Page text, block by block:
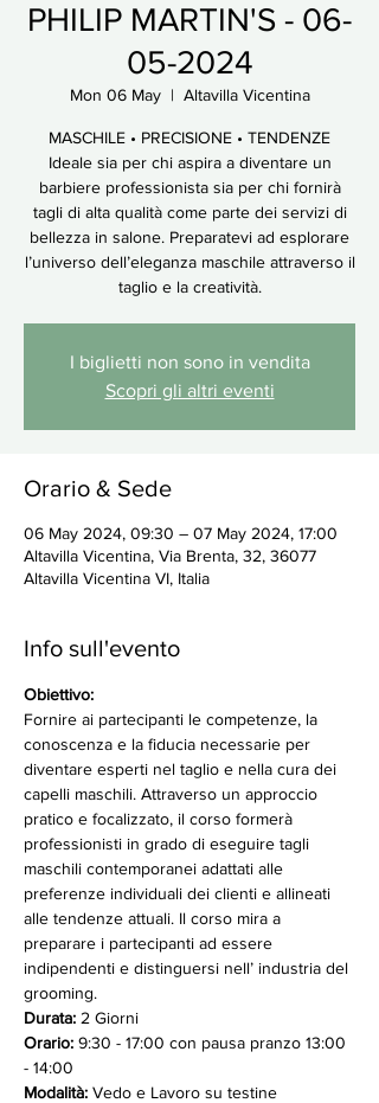
PHILIP MARTIN'S - 06-
05-2024
Mon 06 May
  |
Altavilla Vicentina
MASCHILE • PRECISIONE • TENDENZE
Ideale sia per chi aspira a diventare un
barbiere professionista sia per chi fornirà
tagli di alta qualità come parte dei servizi di
bellezza in salone. Preparatevi ad esplorare
l’universo dell’eleganza maschile attraverso il
taglio e la creatività.
I biglietti non sono in vendita
Scopri gli altri eventi
Orario & Sede
06 May 2024, 09:30 – 07 May 2024, 17:00
Altavilla Vicentina, Via Brenta, 32, 36077
Altavilla Vicentina VI, Italia
Info sull'evento
Obiettivo:
Fornire ai partecipanti le competenze, la
conoscenza e la fiducia necessarie per
diventare esperti nel taglio e nella cura dei
capelli maschili. Attraverso un approccio
pratico e focalizzato, il corso formerà
professionisti in grado di eseguire tagli
maschili contemporanei adattati alle
preferenze individuali dei clienti e allineati
alle tendenze attuali. Il corso mira a
preparare i partecipanti ad essere
indipendenti e distinguersi nell’ industria del
grooming.
Durata: 2 Giorni
Orario: 9:30 - 17:00 con pausa pranzo 13:00
- 14:00
Modalità: Vedo e Lavoro su testine